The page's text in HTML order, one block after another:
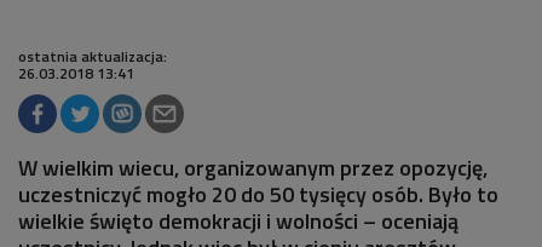
ostatnia aktualizacja:
26.03.2018 13:41
W wielkim wiecu, organizowanym przez opozycję,
uczestniczyć mogło 20 do 50 tysięcy osób. Było to
wielkie święto demokracji i wolności – oceniają